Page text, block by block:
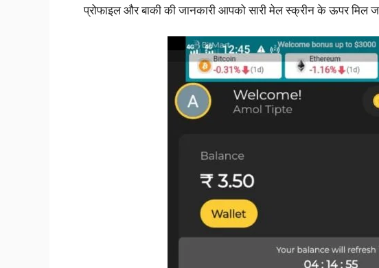
प्रोफाइल और बाकी की जानकारी आपको सारी मेल स्क्रीन के ऊपर मिल